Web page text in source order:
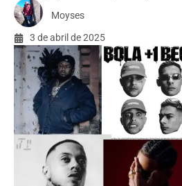
Moyses
3 de abril de 2025